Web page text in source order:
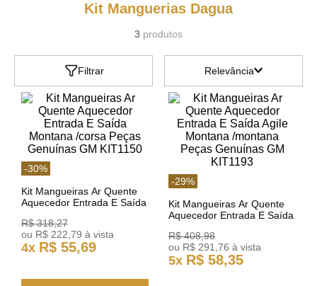
Kit Manguerias Dagua
3 produtos
Filtrar Relevância
-30%
Kit Mangueiras Ar Quente
Aquecedor Entrada E Saída
Genuínas GM KIT1150
R$ 318,27
ou R$ 222,79 à vista
4x R$ 55,69
-29%
Kit Mangueiras Ar Quente
Aquecedor Entrada E Saída
Peças Genuínas GM
KIT1193
R$ 408,98
ou R$ 291,76 à vista
5x R$ 58,35